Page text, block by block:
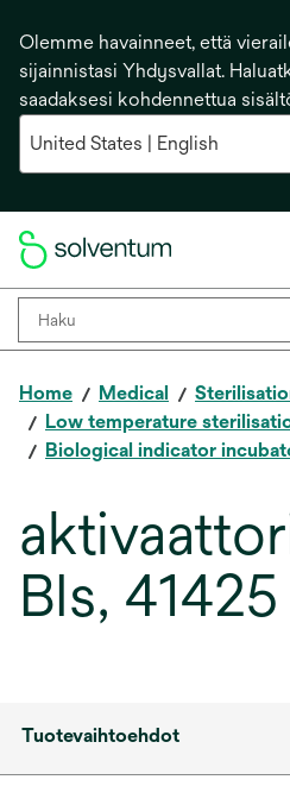
Olemme havainneet, että
sijainnistasi Yhdysvallat.
saadaksesi kohdennettua
Home Medical
Low temperature
Biological indicator
BIs, 41425
Tuotevaihtoehdot